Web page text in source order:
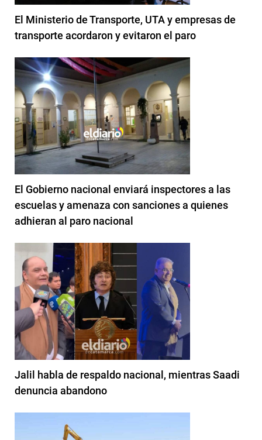
El Ministerio de Transporte, UTA y empresas de
transporte acordaron y evitaron el paro
El Gobierno nacional enviará inspectores a las
escuelas y amenaza con sanciones a quienes
adhieran al paro nacional
Jalil habla de respaldo nacional, mientras Saadi
denuncia abandono